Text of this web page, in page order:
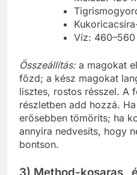
Víz:
Összeállítás:a magokat
főzd; a kész magokat
lisztes, rostos résszel. A
részletben add hozzá.
erősebben tömöríts; ha
annyira nedvesíts, hogy
bontson.